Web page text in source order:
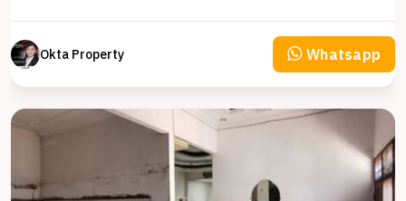
Okta Property Whatsapp